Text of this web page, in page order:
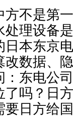
是第一
处理设备
日本东京
改数据、
：东电公
了吗？日
要日方给